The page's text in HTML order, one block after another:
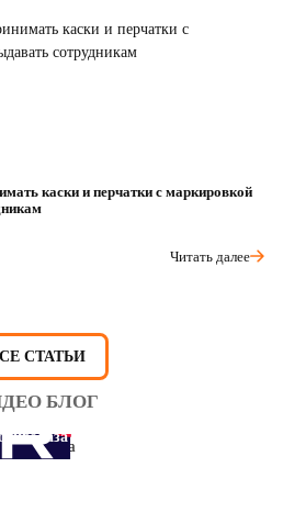
каски и перчатки с маркировкой
Читать далее
СТАТЬИ
БЛОГ